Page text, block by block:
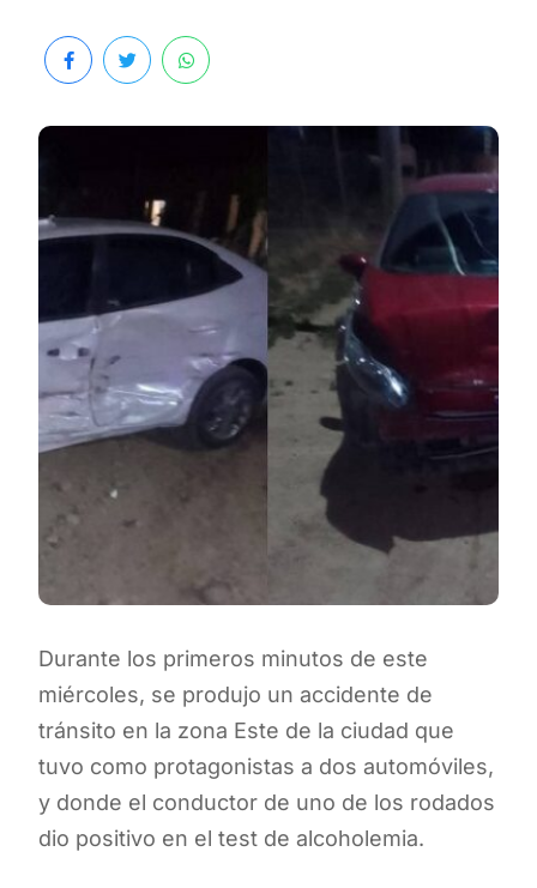
Durante los primeros minutos de este
miércoles, se produjo un accidente de
tránsito en la zona Este de la ciudad que
tuvo como protagonistas a dos automóviles,
y donde el conductor de uno de los rodados
dio positivo en el test de alcoholemia.